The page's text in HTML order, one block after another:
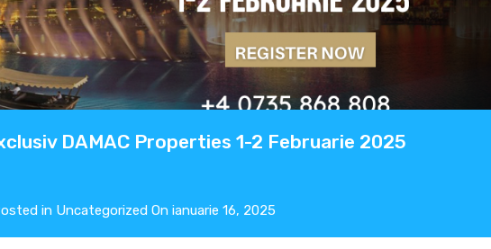
DAMAC Properties 1-2 Februarie 2025
in Uncategorized On ianuarie 16, 2025